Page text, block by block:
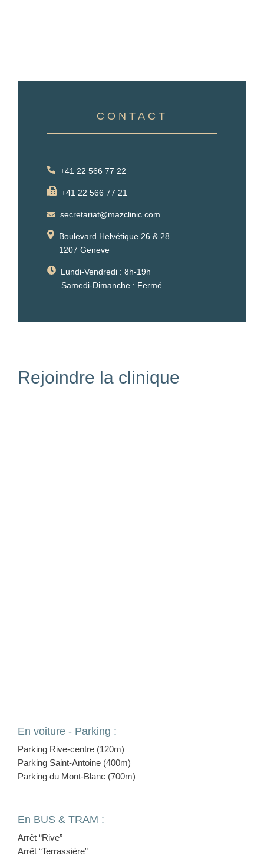
CONTACT
+41 22 566 77 22
+41 22 566 77 21
secretariat@mazclinic.com
Boulevard Helvétique 26 & 28
1207 Geneve
Lundi-Vendredi : 8h-19h
Samedi-Dimanche : Fermé
Rejoindre la clinique
En voiture - Parking :
Parking Rive-centre (120m)
Parking Saint-Antoine (400m)
Parking du Mont-Blanc (700m)
En BUS & TRAM :
Arrêt “Rive”
Arrêt “Terrassière”